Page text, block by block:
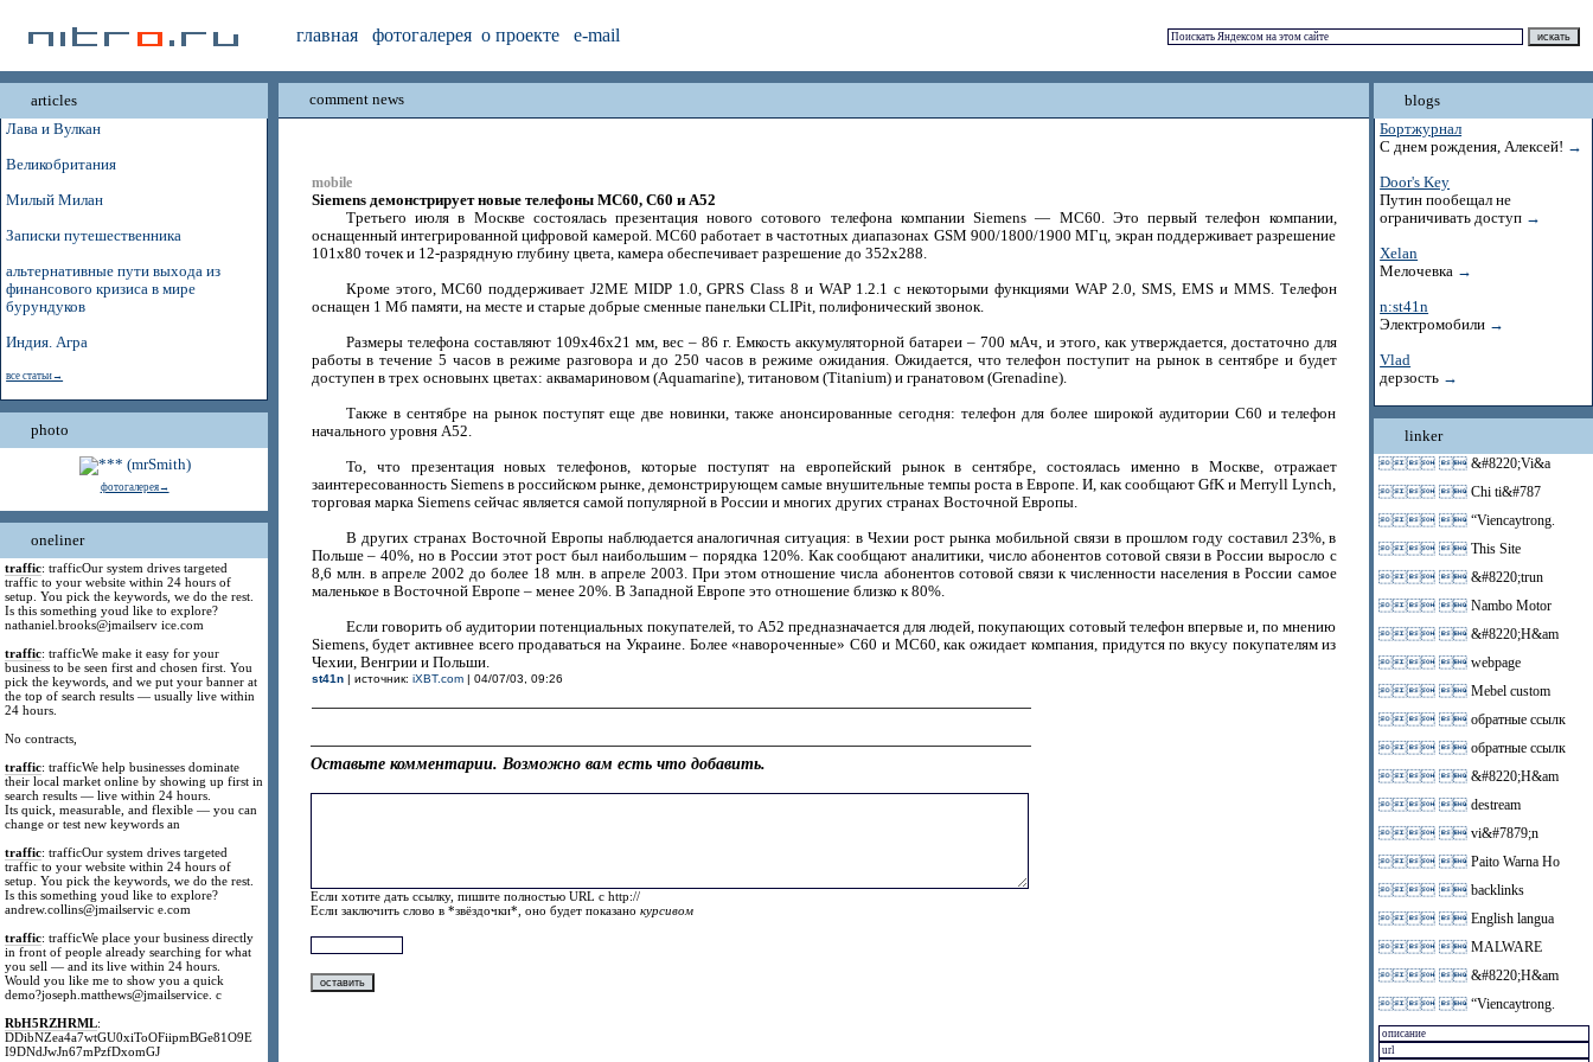
главная фотогалерея о проекте e-mail
articles
Лава и Вулкан
Великобритания
Милый Милан
Записки путешественника
альтернативные пути выхода из
финансового кризиса в мире
бурундуков
Индия. Агра
все статьи→
photo
фотогалерея→
oneliner
traffic: trafficOur system drives targeted
traffic to your website within 24 hours of
setup. You pick the keywords, we do the rest.
Is this something youd like to explore?
nathaniel.brooks@jmailserv ice.com
traffic: trafficWe make it easy for your
business to be seen first and chosen first. You
pick the keywords, and we put your banner at
the top of search results — usually live within
24 hours.
No contracts,
traffic: trafficWe help businesses dominate
their local market online by showing up first in
search results — live within 24 hours.
Its quick, measurable, and flexible — you can
change or test new keywords an
traffic: trafficOur system drives targeted
traffic to your website within 24 hours of
setup. You pick the keywords, we do the rest.
Is this something youd like to explore?
andrew.collins@jmailservic e.com
traffic: trafficWe place your business directly
in front of people already searching for what
you sell — and its live within 24 hours.
Would you like me to show you a quick
demo?joseph.matthews@jmailservice. c
RbH5RZHRML:
DDibNZea4a7wtGU0xiToOFiipmBGe81O9E
I9DNdJwJn67mPzfDxomGJ
comment news
mobile
Siemens демонстрирует новые телефоны MC60, C60 и A52
Третьего июля в Москве состоялась презентация нового сотового телефона компании Siemens — MC60. Это первый телефон компании,
оснащенный интегрированной цифровой камерой. MC60 работает в частотных диапазонах GSM 900/1800/1900 МГц, экран поддерживает разрешение
101х80 точек и 12-разрядную глубину цвета, камера обеспечивает разрешение до 352х288.
Кроме этого, MC60 поддерживает J2ME MIDP 1.0, GPRS Class 8 и WAP 1.2.1 с некоторыми функциями WAP 2.0, SMS, EMS и MMS. Телефон
оснащен 1 Мб памяти, на месте и старые добрые сменные панельки CLIPit, полифонический звонок.
Размеры телефона составляют 109х46х21 мм, вес – 86 г. Емкость аккумуляторной батареи – 700 мАч, и этого, как утверждается, достаточно для
работы в течение 5 часов в режиме разговора и до 250 часов в режиме ожидания. Ожидается, что телефон поступит на рынок в сентябре и будет
доступен в трех основынх цветах: аквамариновом (Aquamarine), титановом (Titanium) и гранатовом (Grenadine).
Также в сентябре на рынок поступят еще две новинки, также анонсированные сегодня: телефон для более широкой аудитории C60 и телефон
начального уровня A52.
То, что презентация новых телефонов, которые поступят на европейский рынок в сентябре, состоялась именно в Москве, отражает
заинтересованность Siemens в российском рынке, демонстрирующем самые внушительные темпы роста в Европе. И, как сообщают GfK и Merryll Lynch,
торговая марка Siemens сейчас является самой популярной в России и многих других странах Восточной Европы.
В других странах Восточной Европы наблюдается аналогичная ситуация: в Чехии рост рынка мобильной связи в прошлом году составил 23%, в
Польше – 40%, но в Росcии этот рост был наибольшим – порядка 120%. Как сообщают аналитики, число абонентов сотовой связи в Росcии выросло с
8,6 млн. в апреле 2002 до более 18 млн. в апреле 2003. При этом отношение числа абонентов сотовой связи к численности населения в России самое
маленькое в Восточной Европе – менее 20%. В Западной Европе это отношение близко к 80%.
Если говорить об аудитории потенциальных покупателей, то A52 предназначается для людей, покупающих сотовый телефон впервые и, по мнению
Siemens, будет активнее всего продаваться на Украине. Более «навороченные» C60 и MC60, как ожидает компания, придутся по вкусу покупателям из
Чехии, Венгрии и Польши.
st41n| источник: iXBT.com| 04/07/03, 09:26
Оставьте комментарии. Возможно вам есть что добавить.
Если хотите дать ссылку, пишите полностью URL с http://
Если заключить слово в *звёздочки*, оно будет показанокурсивом
blogs
Бортжурнал
С днем рождения, Алексей! →
Door's Key
Путин пообещал не
ограничивать доступ →
Xelan
Мелочевка →
n:st41n
Электромобили →
Vlad
дерзость →
linker
  &#8220;Vi&a
  Chi ti&#787
  “Viencaytrong.
  This Site
  &#8220;trun
  Nambo Motor
  &#8220;H&am
  webpage
  Mebel custom
  обратные ссылк
  обратные ссылк
  &#8220;H&am
  destream
  vi&#7879;n
  Paito Warna Ho
  backlinks
  English langua
  MALWARE
  &#8220;H&am
  “Viencaytrong.